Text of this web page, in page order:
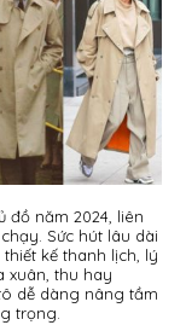
năm 2024, liên
Sức hút lâu dài
kế thanh lịch, lý
xuân, thu hay
dễ dàng nâng tầm
trọng.